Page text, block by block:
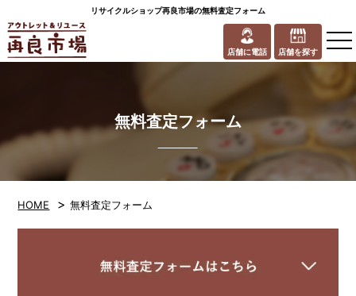
リサイクルショップ再良市場の無料査定フォーム
店舗に電話 店舗を探す
無料査定フォーム
HOME >無料査定フォーム